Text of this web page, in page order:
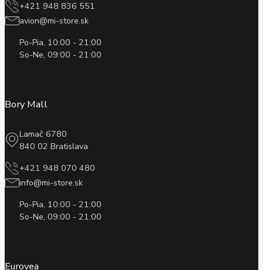
+421 948 836 551
avion@mi-store.sk
Po-Pia, 10:00 - 21:00
So-Ne, 09:00 - 21:00
Bory Mall
Lamač 6780
840 02 Bratislava
+421 948 070 480
info@mi-store.sk
Po-Pia, 10:00 - 21:00
So-Ne, 09:00 - 21:00
Eurovea